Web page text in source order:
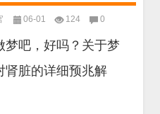
06-01 124 0
梦吧，好吗？关于梦
肾脏的详细预兆解